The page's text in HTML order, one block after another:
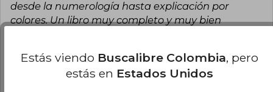
desde la numerología hasta explicación por
colores. Un libro muy completo y muy bien
ambos autores. Muy buen libro para estudiar el
Estás viendo Buscalibre Colombia, pero
estás en Estados Unidos